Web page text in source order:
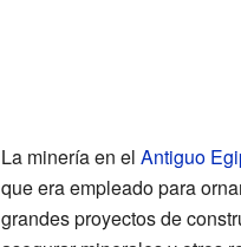
La minería en el Antiguo
que era empleado para
grandes proyectos de